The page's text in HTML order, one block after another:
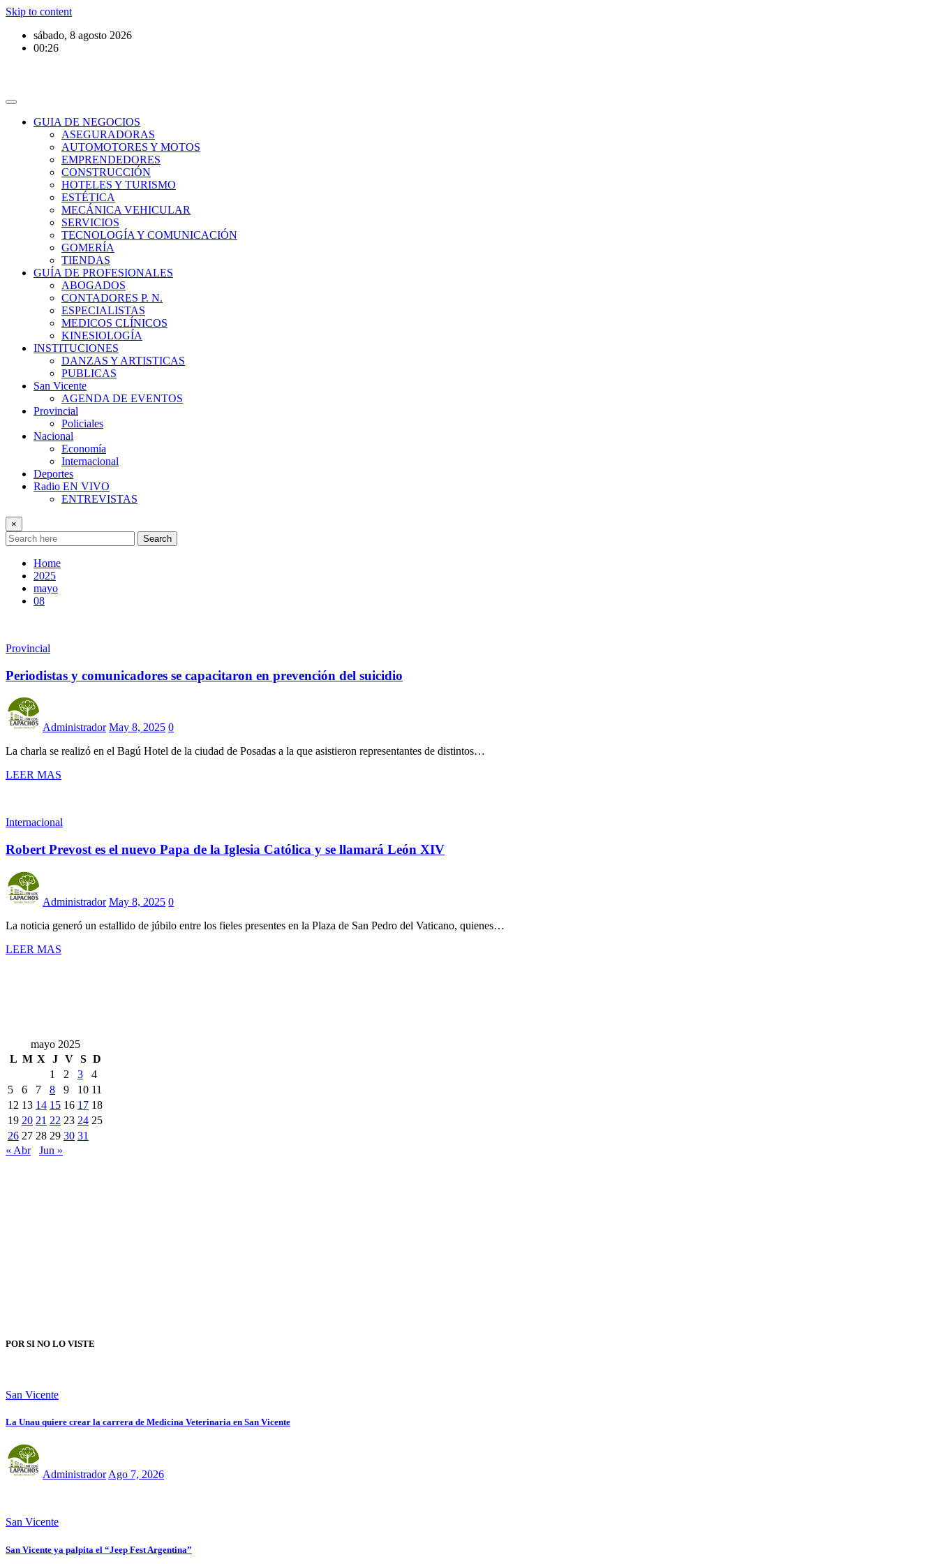
Skip to content
sábado, 8 agosto 2026
00:26
GUIA DE NEGOCIOS
ASEGURADORAS
AUTOMOTORES Y MOTOS
EMPRENDEDORES
CONSTRUCCIÓN
HOTELES Y TURISMO
ESTÉTICA
MECÁNICA VEHICULAR
SERVICIOS
TECNOLOGÍA Y COMUNICACIÓN
GOMERÍA
TIENDAS
GUÍA DE PROFESIONALES
ABOGADOS
CONTADORES P. N.
ESPECIALISTAS
MEDICOS CLÍNICOS
KINESIOLOGÍA
INSTITUCIONES
DANZAS Y ARTISTICAS
PUBLICAS
San Vicente
AGENDA DE EVENTOS
Provincial
Policiales
Nacional
Economía
Internacional
Deportes
Radio EN VIVO
ENTREVISTAS
×
Search
Home
2025
mayo
08
Provincial
Periodistas y comunicadores se capacitaron en prevención del suicidio
Administrador May 8, 2025 0
La charla se realizó en el Bagú Hotel de la ciudad de Posadas a la que asistieron representantes de distintos…
LEER MAS
Internacional
Robert Prevost es el nuevo Papa de la Iglesia Católica y se llamará León XIV
Administrador May 8, 2025 0
La noticia generó un estallido de júbilo entre los fieles presentes en la Plaza de San Pedro del Vaticano, quienes…
LEER MAS
mayo 2025
L M X J V S D
1
2 3
4
5
6 7 8 9 10 11
12 13 14 15 16 17 18
19 20 21 22 23 24 25
26 27 28 29 30 31
« Abr
Jun »
POR SI NO LO VISTE
San Vicente
La Unau quiere crear la carrera de Medicina Veterinaria en San Vicente
AdministradorAgo 7, 2026
San Vicente
San Vicente ya palpita el “Jeep Fest Argentina”